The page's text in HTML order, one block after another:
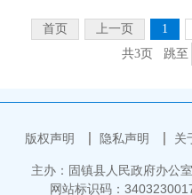
首页 上一页 1
共3页
跳至
版权声明 隐私声明 关
主办：固镇县人民政府办公室
网站标识码：